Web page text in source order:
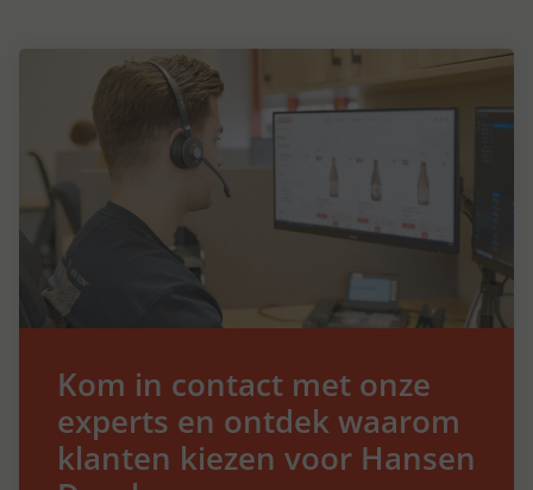
Kom in contact met onze
experts en ontdek waarom
klanten kiezen voor Hansen